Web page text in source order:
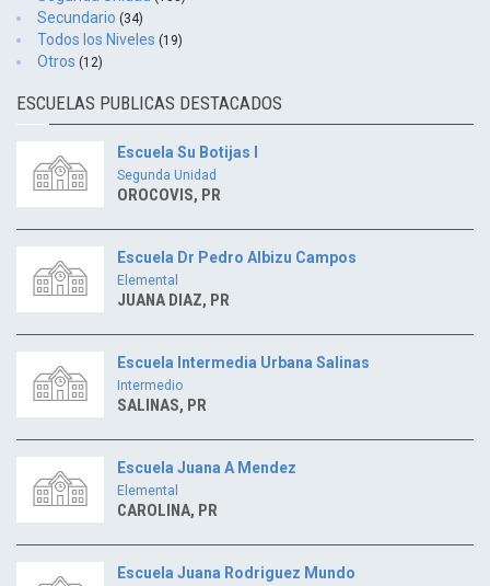
Secundario (34)
Todos los Niveles (19)
Otros (12)
ESCUELAS PUBLICAS DESTACADOS
Escuela Su Botijas I
Segunda Unidad
OROCOVIS, PR
Escuela Dr Pedro Albizu Campos
Elemental
JUANA DIAZ, PR
Escuela Intermedia Urbana Salinas
Intermedio
SALINAS, PR
Escuela Juana A Mendez
Elemental
CAROLINA, PR
Escuela Juana Rodriguez Mundo